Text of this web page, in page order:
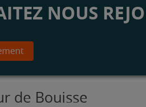
NOUS
de Bouisse